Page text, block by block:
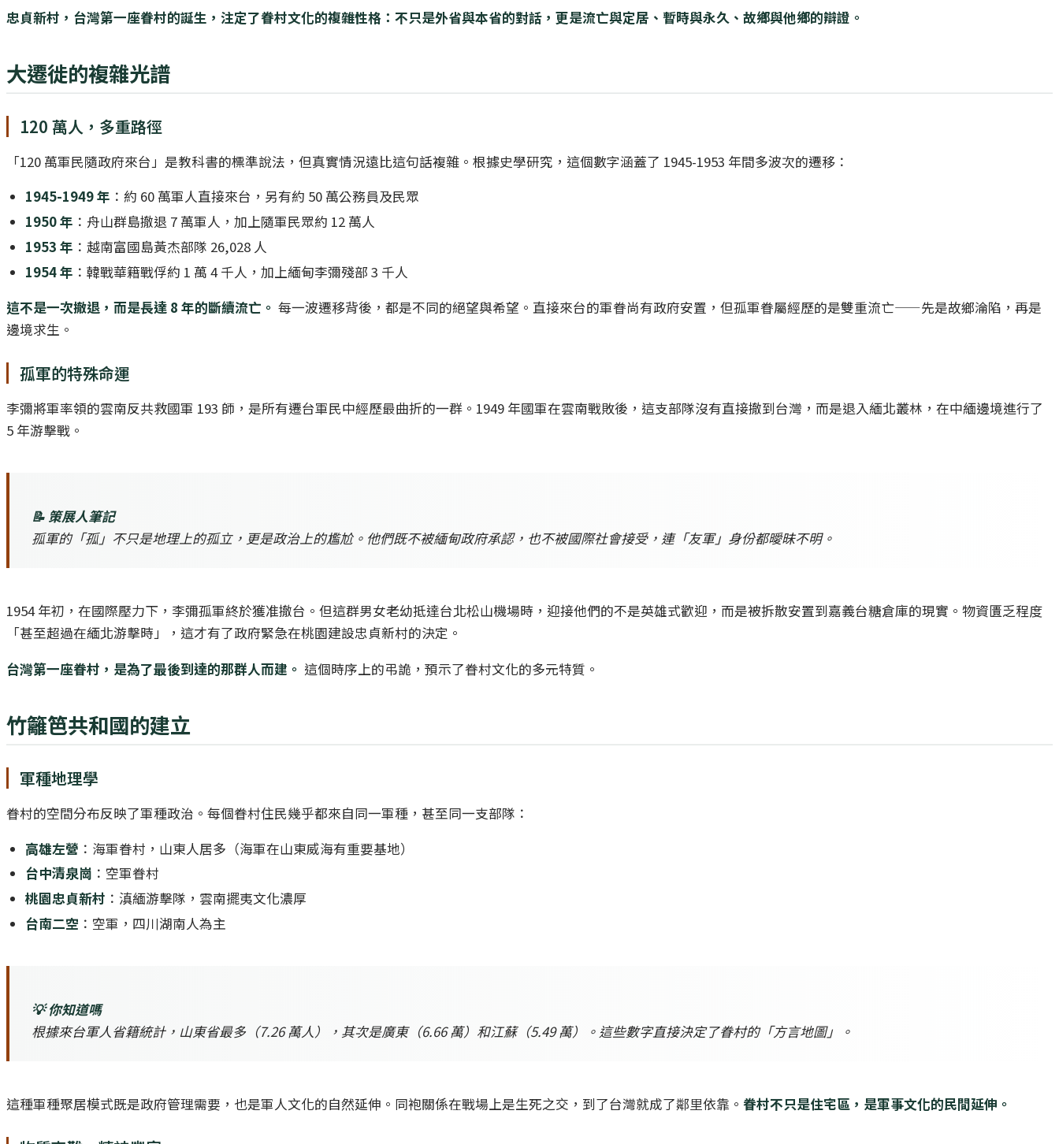
忠貞新村，台灣第一座眷村的誕生，注定了眷村文化的複雜性格：不只是外省與本省的對話，更是流亡與定居、暫時與永久、故鄉與他鄉的辯證。
大遷徙的複雜光譜
120 萬人，多重路徑
「120 萬軍民隨政府來台」是教科書的標準說法，但真實情況遠比這句話複雜。根據史學研究，這個數字涵蓋了 1945-1953 年間多波次的遷移：
1945-1949 年 ：約 60 萬軍人直接來台，另有約 50 萬公務員及民眾
1950 年 ：舟山群島撤退 7 萬軍人，加上隨軍民眾約 12 萬人
1953 年 ：越南富國島黃杰部隊 26,028 人
1954 年 ：韓戰華籍戰俘約 1 萬 4 千人，加上緬甸李彌殘部 3 千人
這不是一次撤退，而是長達 8 年的斷續流亡。 每一波遷移背後，都是不同的絕望與希望。直接來台的軍眷尚有政府安置，但孤軍眷屬經歷的是雙重流亡——先是故鄉淪陷，再是
邊境求生。
孤軍的特殊命運
李彌將軍率領的雲南反共救國軍 193 師，是所有遷台軍民中經歷最曲折的一群。1949 年國軍在雲南戰敗後，這支部隊沒有直接撤到台灣，而是退入緬北叢林，在中緬邊境進行了
5 年游擊戰。
📝 策展人筆記
孤軍的「孤」不只是地理上的孤立，更是政治上的尷尬。他們既不被緬甸政府承認，也不被國際社會接受，連「友軍」身份都曖昧不明。
1954 年初，在國際壓力下，李彌孤軍終於獲准撤台。但這群男女老幼抵達台北松山機場時，迎接他們的不是英雄式歡迎，而是被拆散安置到嘉義台糖倉庫的現實。物資匱乏程度
「甚至超過在緬北游擊時」，這才有了政府緊急在桃園建設忠貞新村的決定。
台灣第一座眷村，是為了最後到達的那群人而建。 這個時序上的弔詭，預示了眷村文化的多元特質。
竹籬笆共和國的建立
軍種地理學
眷村的空間分布反映了軍種政治。每個眷村住民幾乎都來自同一軍種，甚至同一支部隊：
高雄左營 ：海軍眷村，山東人居多（海軍在山東威海有重要基地）
台中清泉崗 ：空軍眷村
桃園忠貞新村 ：滇緬游擊隊，雲南擺夷文化濃厚
台南二空 ：空軍，四川湖南人為主
💡 你知道嗎
根據來台軍人省籍統計，山東省最多（7.26 萬人），其次是廣東（6.66 萬）和江蘇（5.49 萬）。這些數字直接決定了眷村的「方言地圖」。
這種軍種聚居模式既是政府管理需要，也是軍人文化的自然延伸。同袍關係在戰場上是生死之交，到了台灣就成了鄰里依靠。 眷村不只是住宅區，是軍事文化的民間延伸。